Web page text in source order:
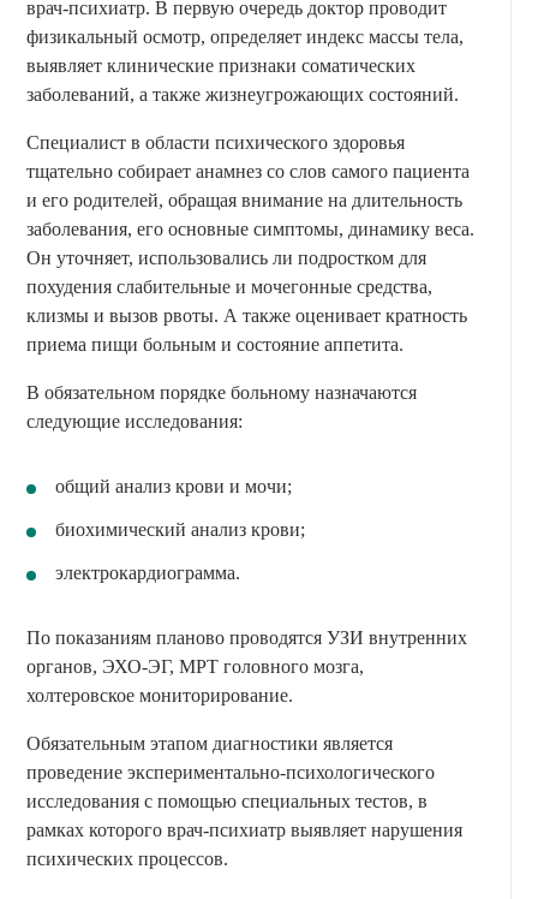
врач-психиатр. В первую очередь доктор проводит
физикальный осмотр, определяет индекс массы тела,
выявляет клинические признаки соматических
заболеваний, а также жизнеугрожающих состояний.
Специалист в области психического здоровья
тщательно собирает анамнез со слов самого пациента
и его родителей, обращая внимание на длительность
заболевания, его основные симптомы, динамику веса.
Он уточняет, использовались ли подростком для
похудения слабительные и мочегонные средства,
клизмы и вызов рвоты. А также оценивает кратность
приема пищи больным и состояние аппетита.
В обязательном порядке больному назначаются
следующие исследования:
общий анализ крови и мочи;
биохимический анализ крови;
электрокардиограмма.
По показаниям планово проводятся УЗИ внутренних
органов, ЭХО-ЭГ, МРТ головного мозга,
холтеровское мониторирование.
Обязательным этапом диагностики является
проведение экспериментально-психологического
исследования с помощью специальных тестов, в
рамках которого врач-психиатр выявляет нарушения
психических процессов.